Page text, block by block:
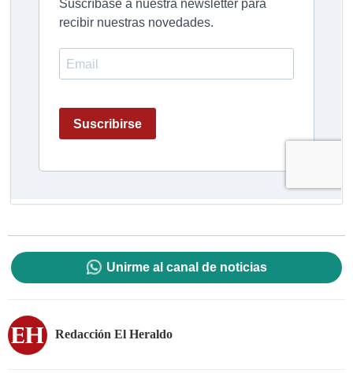
Unirme al canal de noticias
Redacción El Heraldo